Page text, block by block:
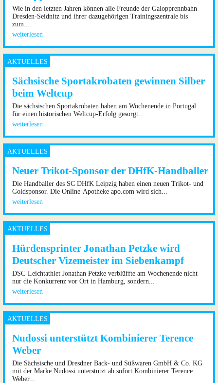
Wie in den letzten Jahren können alle Freunde der Galopprennbahn
Dresden-Seidnitz und ihrer dazugehörigen Trainingszentrale bis
zum...
weiterlesen
Sächsische Sportakrobaten gewinnen Silber
beim Weltcup
Die sächsischen Sportakrobaten haben am Wochenende in Portugal
für einen historischen Weltcup-Erfolg gesorgt...
weiterlesen
Neuer Trikot-Sponsor der DHfK-Handballer
Die Handballer des SC DHfK Leipzig haben einen neuen Trikot- und
Goldsponsor. Die Online-Apotheke apo.com wird sich...
weiterlesen
Hürdensprinter Jonathan Petzke wird
Deutscher Vizemeister im Siebenkampf
DSC-Leichtathlet Jonathan Petzke verblüffte am Wochenende nicht
nur die Konkurrenz vor Ort in Hamburg, sondern...
weiterlesen
Nudossi unterstützt Kombinierer Terence
Weber
Die Sächsische und Dresdner Back- und Süßwaren GmbH & Co. KG
mit der Marke Nudossi unterstützt ab sofort Kombinierer Terence
Weber...